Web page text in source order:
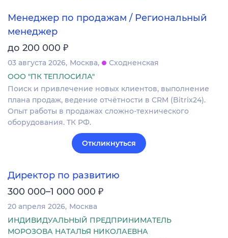
Менеджер по продажам / Региональный
менеджер
до 200 000 ₽
03 августа 2026 Москва
Сходненская
ООО "ПК ТЕПЛОСИЛА"
Поиск и привлечение новых клиентов, выполнение
плана продаж, ведение отчётности в CRM (Bitrix24).
Опыт работы в продажах сложно-технического
оборудования. ТК РФ.
Откликнуться
Директор по развитию
300 000–1 000 000 ₽
20 апреля 2026 Москва
ИНДИВИДУАЛЬНЫЙ ПРЕДПРИНИМАТЕЛЬ
МОРОЗОВА НАТАЛЬЯ НИКОЛАЕВНА